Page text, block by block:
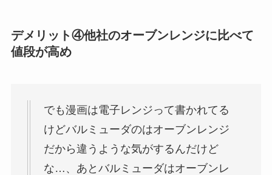
デメリット④他社のオーブンレンジに比べて
値段が高め
でも漫画は電子レンジって書かれてる
けどバルミューダのはオーブンレンジ
だから違うような気がするんだけど
な…、あとバルミューダはオーブンレ